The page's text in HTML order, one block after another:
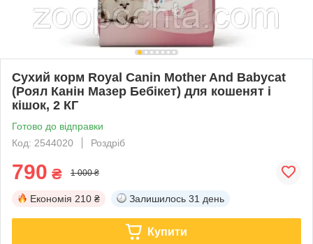
Сухий корм Royal Canin Mother And Babycat
(Роял Канін Мазер Бебікет) для кошенят і
кішок, 2 КГ
Готово до відправки
Код: 2544020
Роздріб
790 ₴ 1 000 ₴
Економія 210 ₴ Залишилось 31 день
Купити